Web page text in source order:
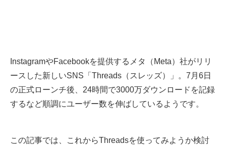
InstagramやFacebookを提供するメタ（Meta）社がリリ
ースした新しいSNS「Threads（スレッズ）」。7月6日
の正式ローンチ後、24時間で3000万ダウンロードを記録
するなど順調にユーザー数を伸ばしているようです。
この記事では、これからThreadsを使ってみようか検討